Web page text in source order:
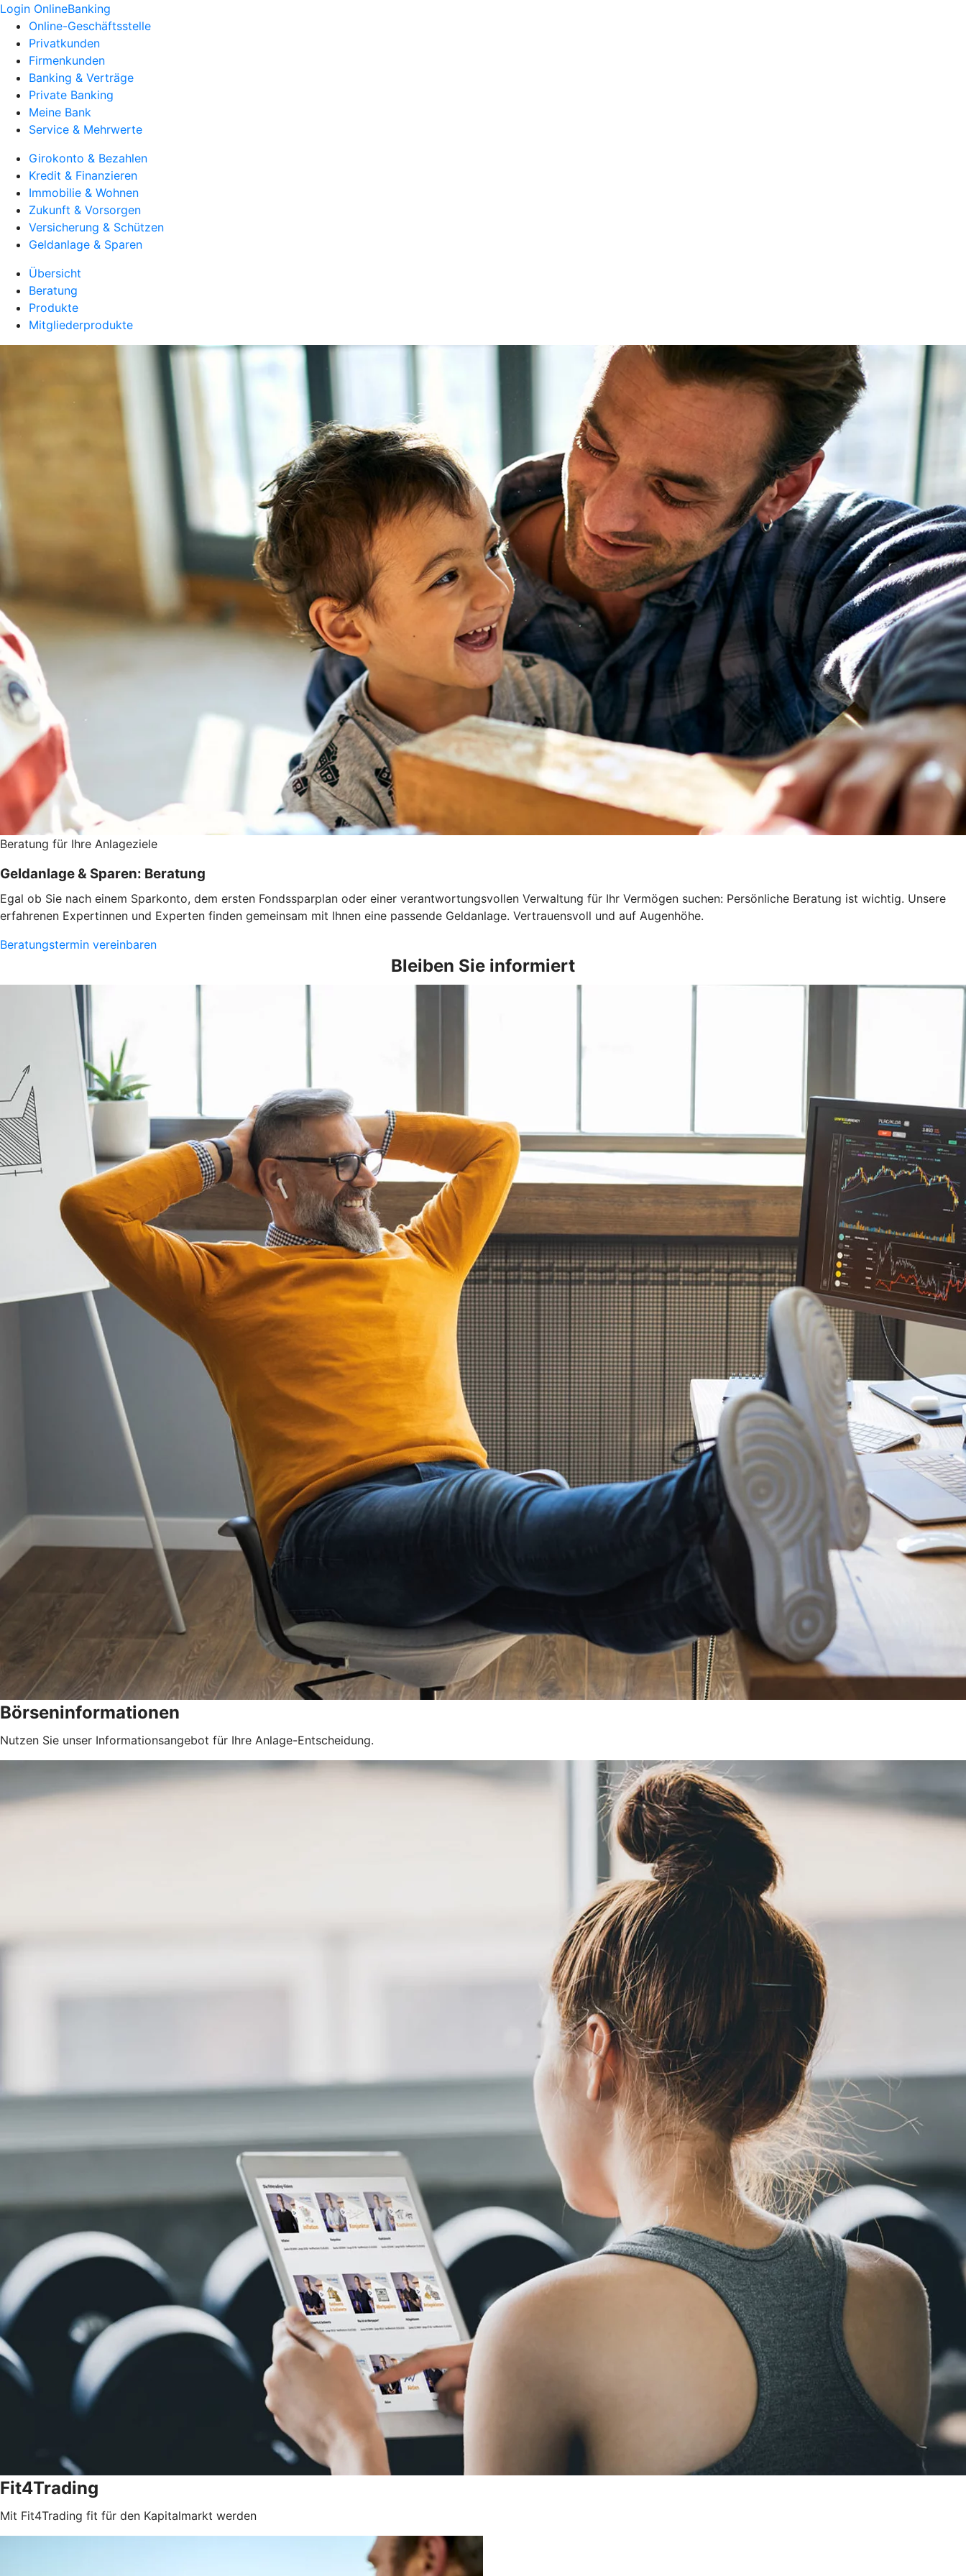
Login OnlineBanking
Online-Geschäftsstelle
Privatkunden
Firmenkunden
Banking & Verträge
Private Banking
Meine Bank
Service & Mehrwerte
Girokonto & Bezahlen
Kredit & Finanzieren
Immobilie & Wohnen
Zukunft & Vorsorgen
Versicherung & Schützen
Geldanlage & Sparen
Übersicht
Beratung
Produkte
Mitgliederprodukte
Beratung für Ihre Anlageziele
Geldanlage & Sparen: Beratung
Egal ob Sie nach einem Sparkonto, dem ersten Fondssparplan oder einer verantwortungsvollen Verwaltung für Ihr Vermögen suchen: Persönliche Beratung ist wichtig. Unsere
erfahrenen Expertinnen und Experten finden gemeinsam mit Ihnen eine passende Geldanlage. Vertrauensvoll und auf Augenhöhe.
Beratungstermin vereinbaren
Bleiben Sie informiert
Börseninformationen
Nutzen Sie unser Informationsangebot für Ihre Anlage-Entscheidung.
Fit4Trading
Mit Fit4Trading fit für den Kapitalmarkt werden